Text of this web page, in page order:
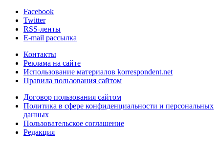
Facebook
Twitter
RSS-ленты
E-mail рассылка
Контакты
Реклама на сайте
Использование материалов korrespondent.net
Правила пользования сайтом
Договор пользования сайтом
Политика в сфере конфиденциальности и персональных
данных
Пользовательское соглашение
Редакция